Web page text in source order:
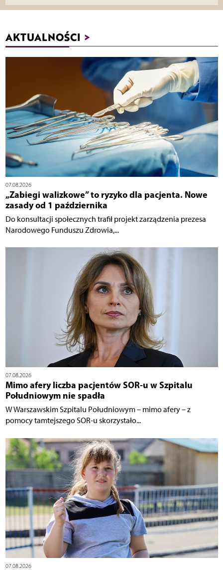
AKTUALNOŚCI >
07.08.2026
„Zabiegi walizkowe” to ryzyko dla pacjenta. Nowe
zasady od 1 października
Do konsultacji społecznych trafił projekt zarządzenia prezesa
Narodowego Funduszu Zdrowia,...
07.08.2026
Mimo afery liczba pacjentów SOR-u w Szpitalu
Południowym nie spadła
W Warszawskim Szpitalu Południowym – mimo afery – z
pomocy tamtejszego SOR-u skorzystało...
07.08.2026